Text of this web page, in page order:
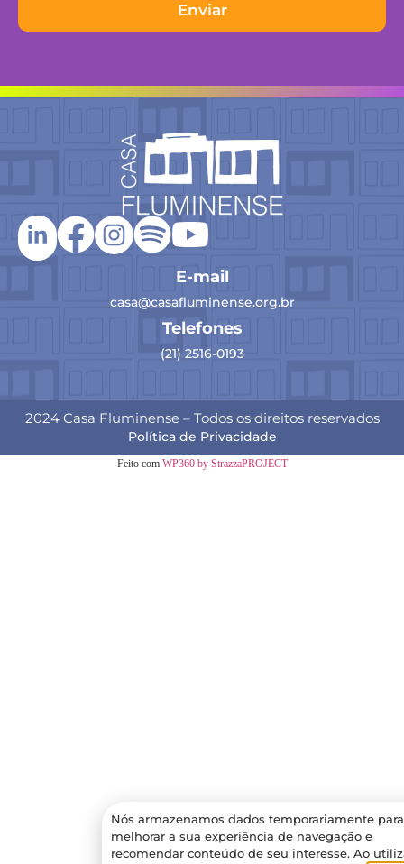
Enviar
E-mail
casa@casafluminense.org.br
Telefones
(21) 2516-0193
2024 Casa Fluminense – Todos os direitos reservados
Política de Privacidade
Feito com WP360 by StrazzaPROJECT
Nós armazenamos dados temporariamente para
melhorar a sua experiência de navegação e
recomendar conteúdo de seu interesse. Ao